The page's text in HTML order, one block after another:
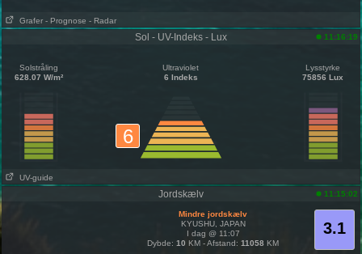
Grafer - Prognose - Radar
Sol - UV-Indeks - Lux 11:16:19
Solstråling
628.07 W/m²
Ultraviolet
6 Indeks
6
Lysstyrke
75856 Lux
UV-guide
Jordskælv 11:15:02
3.1
Mindre jordskælv
KYUSHU, JAPAN
I dag @ 11:07
Dybde:10 KM - Afstand:11058 KM